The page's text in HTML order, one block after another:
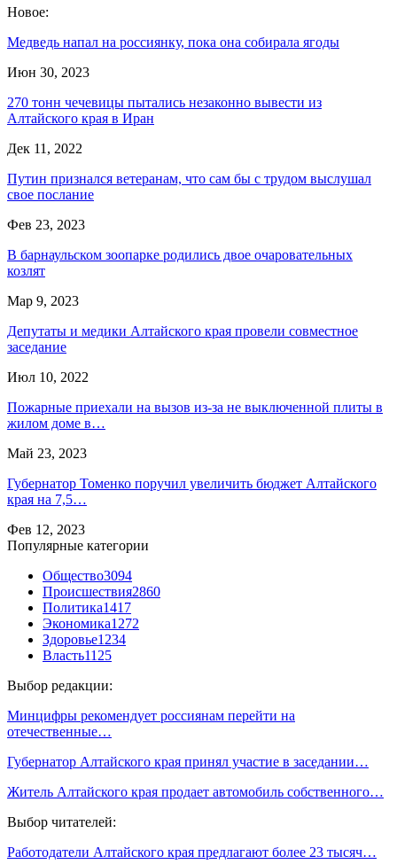
Новое:
Медведь напал на россиянку, пока она собирала ягоды
Июн 30, 2023
270 тонн чечевицы пытались незаконно вывести из
Алтайского края в Иран
Дек 11, 2022
Путин признался ветеранам, что сам бы с трудом выслушал
свое послание
Фев 23, 2023
В барнаульском зоопарке родились двое очаровательных
козлят
Мар 9, 2023
Депутаты и медики Алтайского края провели совместное
заседание
Июл 10, 2022
Пожарные приехали на вызов из-за не выключенной плиты в
жилом доме в…
Май 23, 2023
Губернатор Томенко поручил увеличить бюджет Алтайского
края на 7,5…
Фев 12, 2023
Популярные категории
Общество3094
Происшествия2860
Политика1417
Экономика1272
Здоровье1234
Власть1125
Выбор редакции:
Минцифры рекомендует россиянам перейти на
отечественные…
Губернатор Алтайского края принял участие в заседании…
Житель Алтайского края продает автомобиль собственного…
Выбор читателей:
Работодатели Алтайского края предлагают более 23 тысяч…